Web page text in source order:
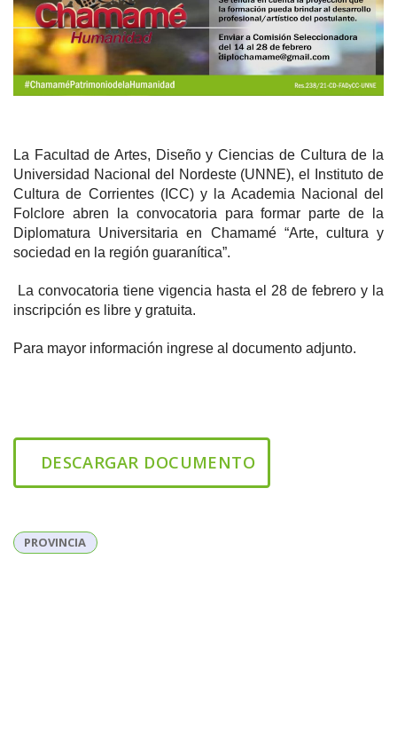
La Facultad de Artes, Diseño y Ciencias de Cultura de la
Universidad Nacional del Nordeste (UNNE), el Instituto de
Cultura de Corrientes (ICC) y la Academia Nacional del
Folclore abren la convocatoria para formar parte de la
Diplomatura Universitaria en Chamamé “Arte, cultura y
sociedad en la región guaranítica”.
La convocatoria tiene vigencia hasta el 28 de febrero y la
inscripción es libre y gratuita.
Para mayor información ingrese al documento adjunto.
DESCARGAR DOCUMENTO
PROVINCIA